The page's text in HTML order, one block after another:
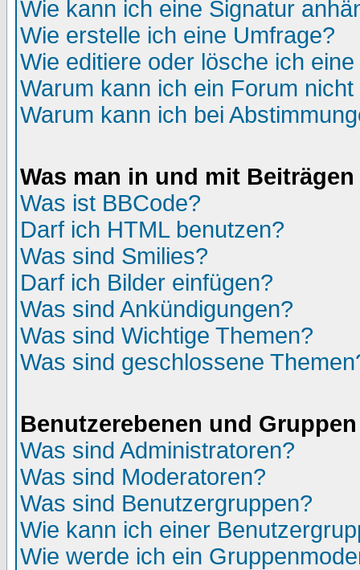
Wie kann ich eine Signatur
Wie erstelle ich eine Umfrage?
Wie editiere oder lösche ich
Warum kann ich ein Forum
Warum kann ich bei
Was man in und mit
Was ist BBCode?
Darf ich HTML benutzen?
Was sind Smilies?
Darf ich Bilder einfügen?
Was sind Ankündigungen?
Was sind Wichtige Themen?
Was sind geschlossene
Benutzerebenen und Gruppen
Was sind Administratoren?
Was sind Moderatoren?
Was sind Benutzergruppen?
Wie kann ich einer
Wie werde ich ein